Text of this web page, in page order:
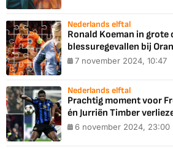
Nederlands elftal
Ronald Koeman in grote
blessuregevallen bij
7 november 2024, 10:47
Nederlands elftal
Prachtig moment voor
én Jurriën Timber
6 november 2024, 23:00